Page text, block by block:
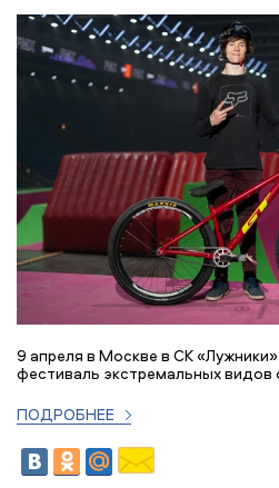
9 апреля в Москве в СК
фестиваль экстремальных видов
ПОДРОБНЕЕ